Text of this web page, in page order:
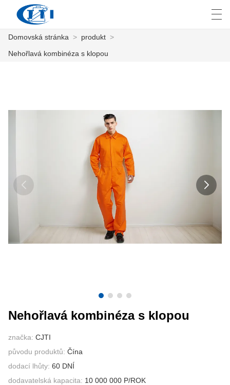
ZPRÁVY
العربية česky
Domovská stránka > produkt >
Nehořlavá kombinéza s klopou
Nehořlavá kombinéza s klopou
značka: CJTI
původu produktů: Čína
dodací lhůty: 60 DNÍ
dodavatelská kapacita: 10 000 000 P/ROK